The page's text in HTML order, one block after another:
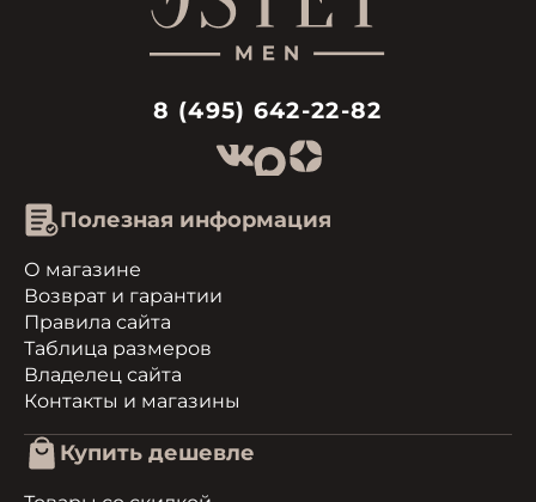
8 (495) 642-22-82
Полезная информация
О магазине
Возврат и гарантии
Правила сайта
Таблица размеров
Владелец сайта
Контакты и магазины
Купить дешевле